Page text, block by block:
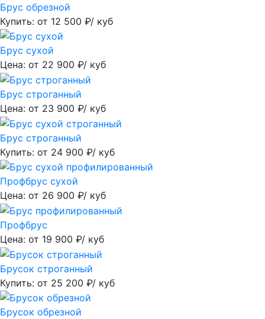
Брус обрезной
Купить: от 12 500 ₽/ куб
Брус сухой
Цена: от 22 900 ₽/ куб
Брус строганный
Цена: от 23 900 ₽/ куб
Брус строганный
Купить: от 24 900 ₽/ куб
Профбрус сухой
Цена: от 26 900 ₽/ куб
Профбрус
Цена: от 19 900 ₽/ куб
Брусок строганный
Купить: от 25 200 ₽/ куб
Брусок обрезной